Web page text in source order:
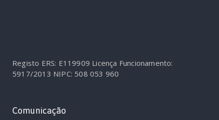
Registo ERS: E119909 Licença Funcionamento:
5917/2013 NIPC: 508 053 960
Comunicação